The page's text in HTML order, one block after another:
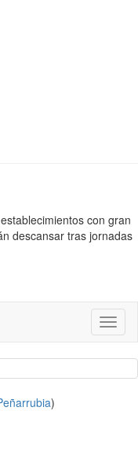
con gran
descansar tras jornadas
)